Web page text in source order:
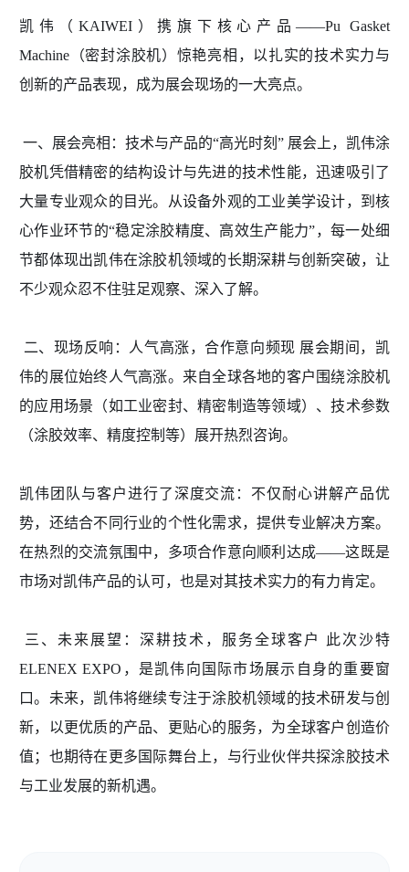
凯伟（KAIWEI）携旗下核心产品——Pu Gasket
Machine（密封涂胶机）惊艳亮相，以扎实的技术实力与
创新的产品表现，成为展会现场的一大亮点。
一、展会亮相：技术与产品的“高光时刻” 展会上，凯伟涂
胶机凭借精密的结构设计与先进的技术性能，迅速吸引了
大量专业观众的目光。从设备外观的工业美学设计，到核
心作业环节的“稳定涂胶精度、高效生产能力”，每一处细
节都体现出凯伟在涂胶机领域的长期深耕与创新突破，让
不少观众忍不住驻足观察、深入了解。
二、现场反响：人气高涨，合作意向频现 展会期间，凯
伟的展位始终人气高涨。来自全球各地的客户围绕涂胶机
的应用场景（如工业密封、精密制造等领域）、技术参数
（涂胶效率、精度控制等）展开热烈咨询。
凯伟团队与客户进行了深度交流：不仅耐心讲解产品优
势，还结合不同行业的个性化需求，提供专业解决方案。
在热烈的交流氛围中，多项合作意向顺利达成——这既是
市场对凯伟产品的认可，也是对其技术实力的有力肯定。
三、未来展望：深耕技术，服务全球客户
此次沙特
ELENEX EXPO，是凯伟向国际市场展示自身的重要窗
口。未来，凯伟将继续专注于涂胶机领域的技术研发与创
新，以更优质的产品、更贴心的服务，为全球客户创造价
值；也期待在更多国际舞台上，与行业伙伴共探涂胶技术
与工业发展的新机遇。